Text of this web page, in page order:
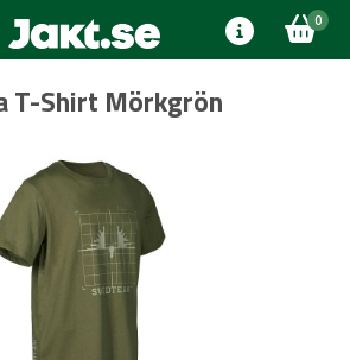
0
T-Shirt Mörkgrön